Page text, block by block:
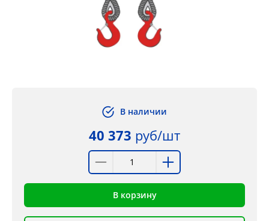
В наличии
40 373 руб/шт
В корзину